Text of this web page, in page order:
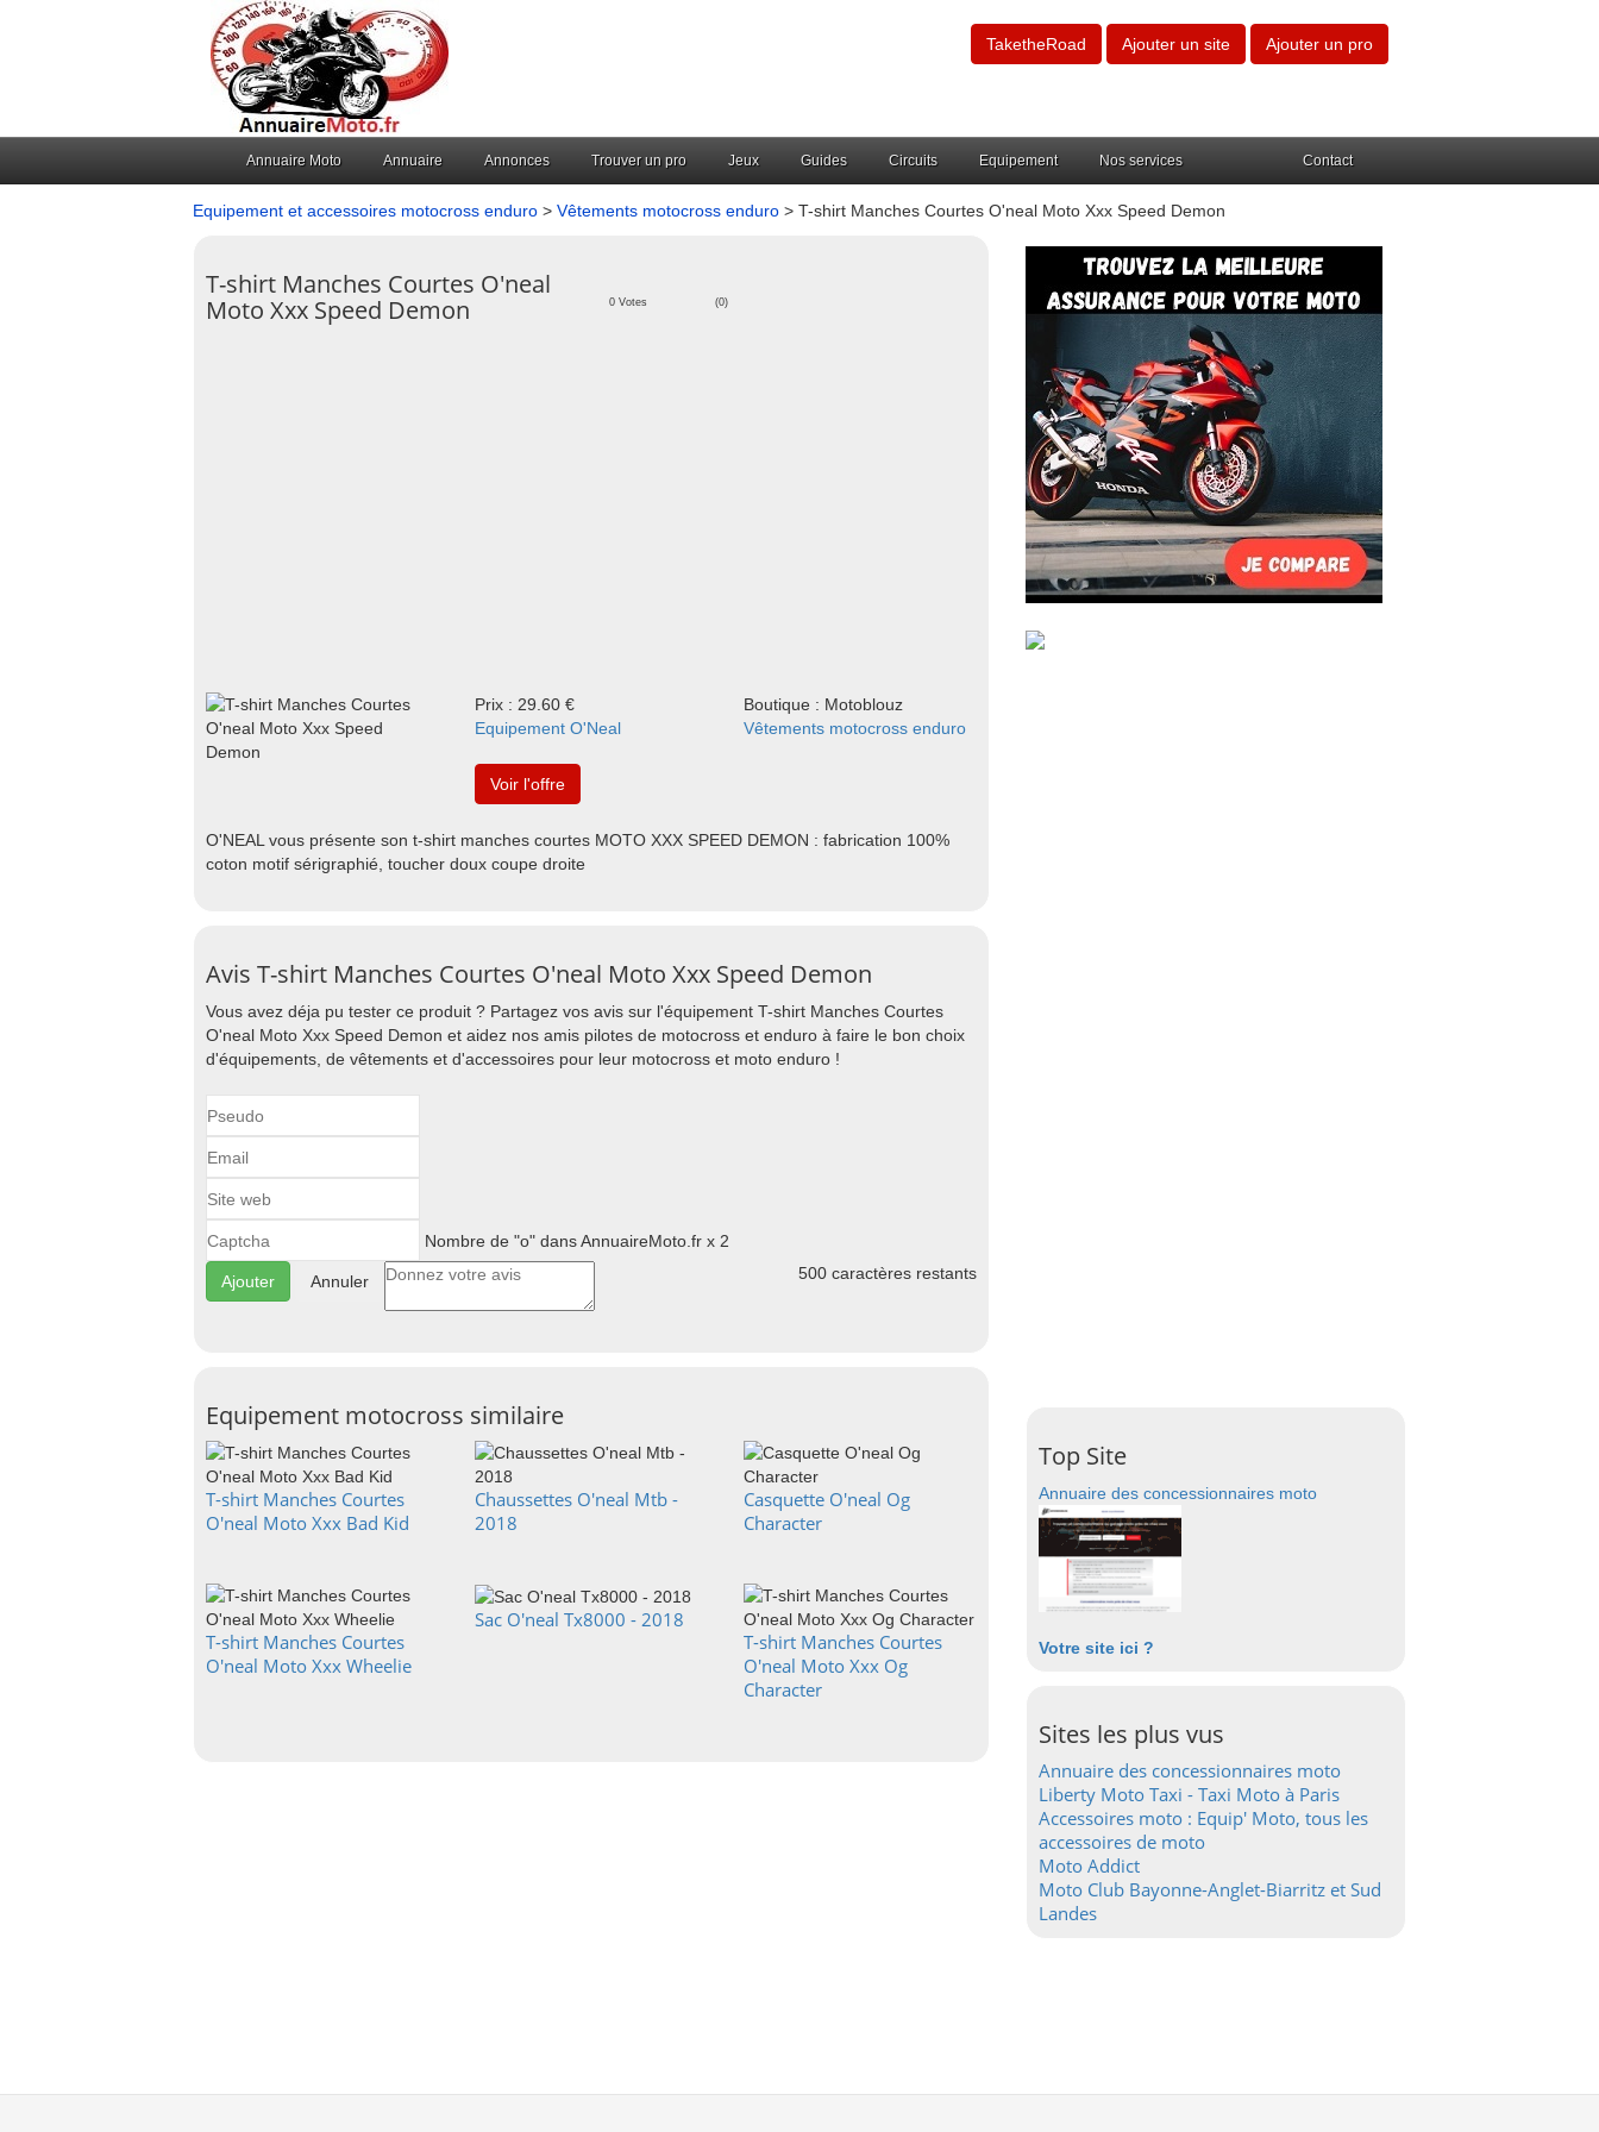
TaketheRoad Ajouter un site Ajouter un pro
Annuaire Moto Annuaire Annonces Trouver un pro Jeux Guides Circuits Equipement Nos services Contact
Equipement et accessoires motocross enduro > Vêtements motocross enduro > T-shirt Manches Courtes O'neal Moto Xxx Speed Demon
T-shirt Manches Courtes O'neal
Moto Xxx Speed Demon
0 Votes (0)
Prix : 29.60 €
Boutique : Motoblouz
Equipement O'Neal
Vêtements motocross enduro
Voir l'offre
O'NEAL vous présente son t-shirt manches courtes MOTO XXX SPEED DEMON : fabrication 100%
coton motif sérigraphié, toucher doux coupe droite
Avis T-shirt Manches Courtes O'neal Moto Xxx Speed Demon
Vous avez déja pu tester ce produit ? Partagez vos avis sur l'équipement T-shirt Manches Courtes
O'neal Moto Xxx Speed Demon et aidez nos amis pilotes de motocross et enduro à faire le bon choix
d'équipements, de vêtements et d'accessoires pour leur motocross et moto enduro !
Nombre de "o" dans AnnuaireMoto.fr x 2
Annuler 500 caractères restants
Equipement motocross similaire
T-shirt Manches Courtes
O'neal Moto Xxx Bad Kid
Chaussettes O'neal Mtb -
2018
Casquette O'neal Og
Character
T-shirt Manches Courtes
O'neal Moto Xxx Wheelie
Sac O'neal Tx8000 - 2018
T-shirt Manches Courtes
O'neal Moto Xxx Og
Character
Top Site
Annuaire des concessionnaires moto
Votre site ici ?
Sites les plus vus
Annuaire des concessionnaires moto
Liberty Moto Taxi - Taxi Moto à Paris
Accessoires moto : Equip' Moto, tous les
accessoires de moto
Moto Addict
Moto Club Bayonne-Anglet-Biarritz et Sud
Landes